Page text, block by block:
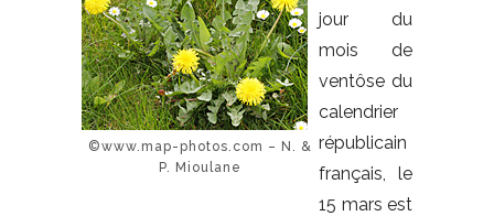
©www.map-photos.com – N. &
P. Mioulane
jour du
mois de
ventôse du
calendrier
républicain
français, le
15 mars est